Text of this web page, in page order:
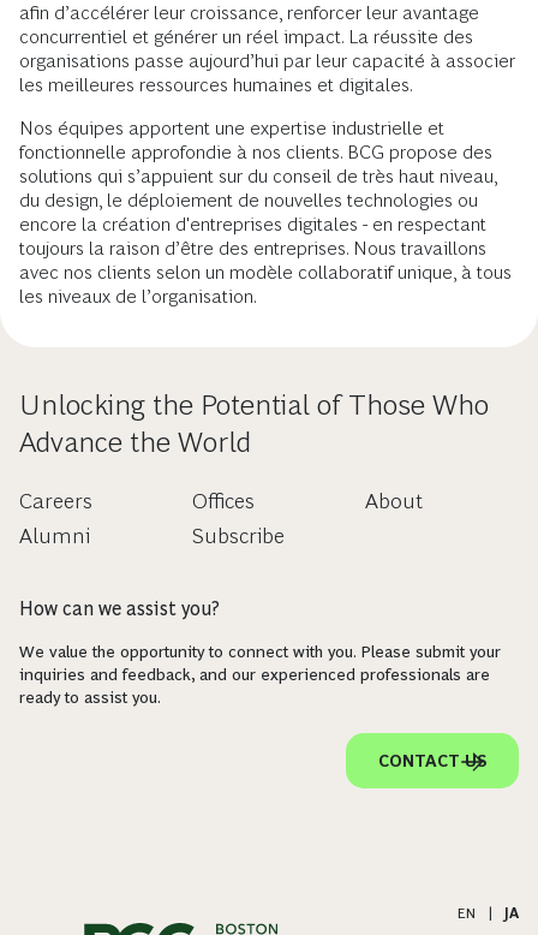
afin d’accélérer leur croissance, renforcer leur avantage
concurrentiel et générer un réel impact. La réussite des
organisations passe aujourd’hui par leur capacité à associer
les meilleures ressources humaines et digitales.
Nos équipes apportent une expertise industrielle et
fonctionnelle approfondie à nos clients. BCG propose des
solutions qui s’appuient sur du conseil de très haut niveau,
du design, le déploiement de nouvelles technologies ou
encore la création d'entreprises digitales - en respectant
toujours la raison d’être des entreprises. Nous travaillons
avec nos clients selon un modèle collaboratif unique, à tous
les niveaux de l’organisation.
Unlocking the Potential of Those Who
Advance the World
Careers
Alumni
Offices
Subscribe
About
How can we assist you?
We value the opportunity to connect with you. Please submit your
inquiries and feedback, and our experienced professionals are
ready to assist you.
CONTACT US
EN JA